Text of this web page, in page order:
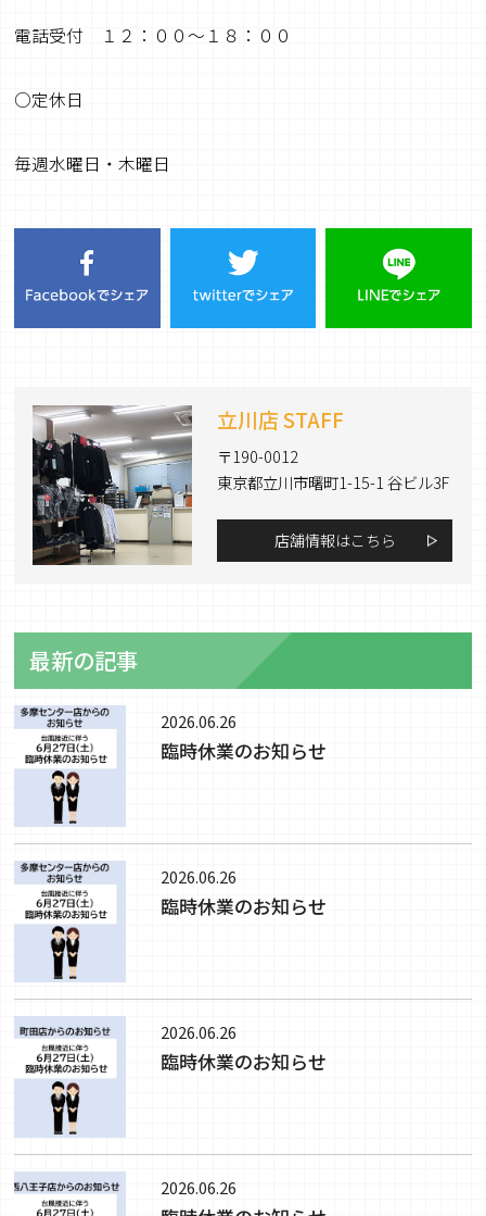
電話受付 １２：００～１８：００
○定休日
毎週水曜日・木曜日
立川店 STAFF
〒190-0012
東京都立川市曙町1-15-1 谷ビル3F
店舗情報はこちら
最新の記事
2026.06.26
臨時休業のお知らせ
2026.06.26
臨時休業のお知らせ
2026.06.26
臨時休業のお知らせ
2026.06.26